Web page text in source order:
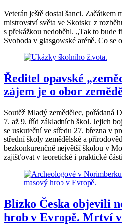
Veterán ještě dostal šanci. Začátkem
mistrovství světa ve Skotsku z
s překážkou nedoběhl. „Tak to bude
Svoboda v glasgowské aréně. Co se
Ředitel opavské
zájem je o obor
Soutěž Mladý zemědělec, pořádaná
7. až 9. tříd základních škol. Jejich
se uskuteční ve středu 27. března v
střední školy zemědělské a
bezkonkurenčně největší školou v
zajišťovat v teoretické i praktické
Blízko Česka objevili
hrob v Evropě. Mrtví v